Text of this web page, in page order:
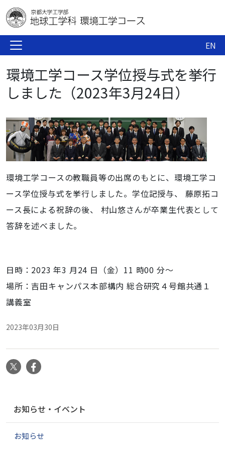
EN
環境工学コース学位授与式を挙行
しました（2023年3月24日）
環境工学コースの教職員等の出席のもとに、環境工学コ
ース学位授与式を挙行しました。学位記授与、 藤原拓コ
ース長による祝辞の後、 村山悠さんが卒業生代表として
答辞を述べました。
日時：2023 年3 月24 日（金）11 時00 分～
場所：吉田キャンパス本部構内 総合研究４号館共通１
講義室
2023年03月30日
X
ゲ
お知らせ・イベント
お知らせ